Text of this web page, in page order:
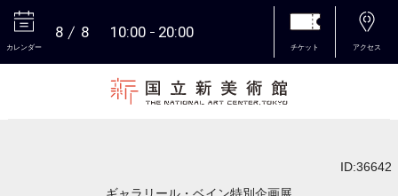
カレンダー
8 8 10:00 20:00
チケット アクセス
ID:36642